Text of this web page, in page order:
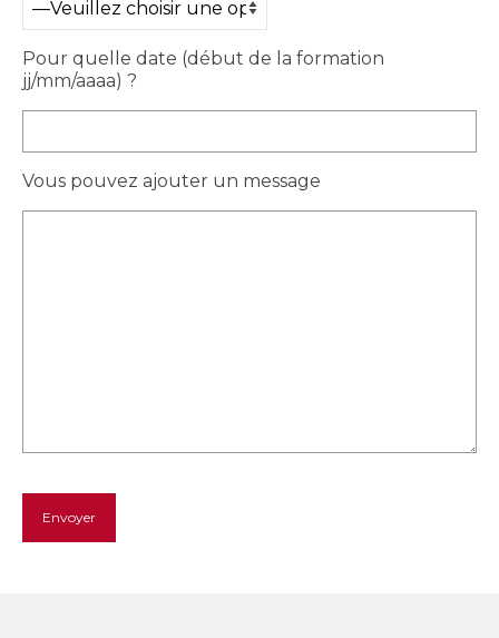
Pour quelle date (début de la formation
jj/mm/aaaa) ?
Vous pouvez ajouter un message